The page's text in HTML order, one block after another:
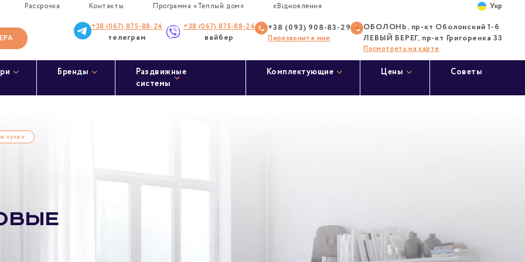
Рассрочка Контакты Программа «Теплый дом» єВідновлення Укр
+38 (067) 875-88-24
телеграм
+38 (067) 875-88-24
вайбер
+38 (093) 908-83-29
Перезвоните мне
ОБОЛОНЬ, пр-кт Оболонский 1-б
ЛЕВЫЙ БЕРЕГ, пр-кт Григоренка 33
Посмотреть на карте
Бренды
Раздвижные
системы
Комплектующие Цены Советы
лучше